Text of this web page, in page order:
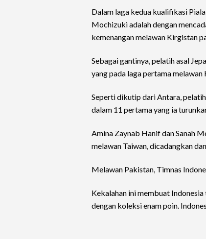
Dalam laga kedua kualifikasi
Mochizuki adalah dengan
kemenangan melawan Kirgistan
Sebagai gantinya, pelatih asal
yang pada laga pertama
Seperti dikutip dari Antara,
dalam 11 pertama yang ia
Amina Zaynab Hanif dan Sanah
melawan Taiwan, dicadangkan
Melawan Pakistan, Timnas
Kekalahan ini membuat
dengan koleksi enam poin.